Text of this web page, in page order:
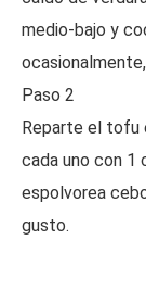
medio-bajo y
Paso 2
Reparte el tofu
cada uno con 1
espolvorea
gusto.